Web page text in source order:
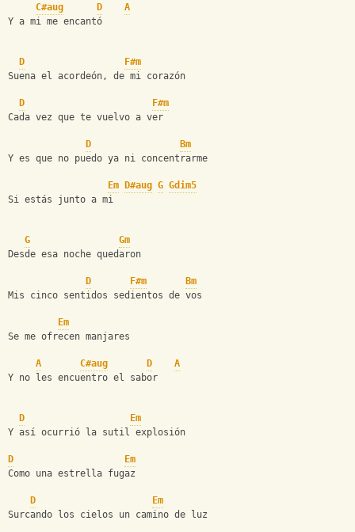
C#aug D
A
Y a mi me encantó
D
F#m
Suena el acordeón, de mi corazón
D
F#m
Cada vez que te vuelvo a ver
D
Bm
Y es que no puedo ya ni concentrarme
Em D#aug G Gdim5
Si estás junto a mi
G
Gm
Desde esa noche quedaron
D F#m
Bm
Mis cinco sentidos sedientos de vos
Em
Se me ofrecen manjares
A C#aug D
A
Y no les encuentro el sabor
D
Em
Y así ocurrió la sutil explosión
D
Em
Como una estrella fugaz
D
Em
Surcando los cielos un camino de luz